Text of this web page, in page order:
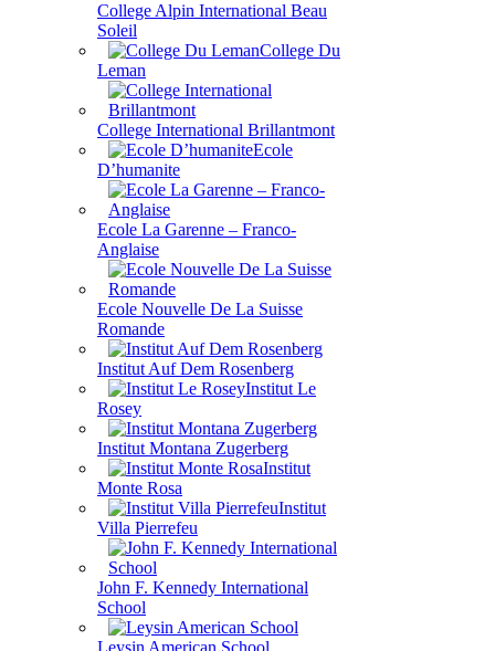
College Alpin International Beau
Soleil
College Du
Leman
College International Brillantmont
Ecole
D’humanite
Ecole La Garenne – Franco-
Anglaise
Ecole Nouvelle De La Suisse
Romande
Institut Auf Dem Rosenberg
Institut Le
Rosey
Institut Montana Zugerberg
Institut
Monte Rosa
Institut
Villa Pierrefeu
John F. Kennedy International
School